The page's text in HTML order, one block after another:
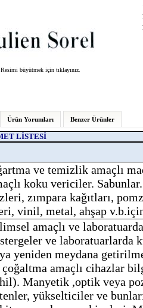
Resimi büyütmek için tıklayınız.
Ürün Yorumları Benzer Ürünler
LİSTESİ
ve temizlik amaçlı
koku vericiler.
zımpara kağıtları,
vinil, metal, ahşap
amaçlı ve
ve laboratuarlarda
yeniden meydana
amaçlı cihazlar
Manyetik ,optik veya
yükselticiler ve